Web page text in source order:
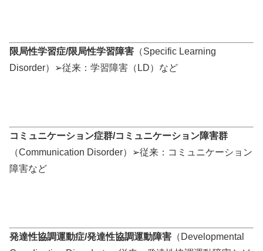
限局性学習症/限局性学習障害 （Specific Learning
Disorder）➢従来：学習障害（LD）など
コミュニケーション症群/コミュニケーション障害群
（Communication Disorder）➢従来：コミュニケーション
障害など
発達性協調運動症/発達性協調運動障害 （Developmental